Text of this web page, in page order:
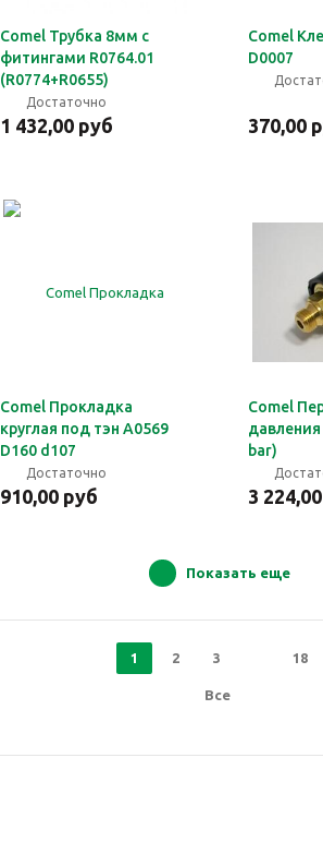
Comel Трубка 8мм с
фитингами R0764.01
(R0774+R0655)
Достаточно
1 432,00 руб
Comel
D0007
370,00
Comel Прокладка
круглая под тэн A0569
D160 d107
Достаточно
910,00 руб
Comel
bar)
3
Показать еще
1 2 3 18
Все